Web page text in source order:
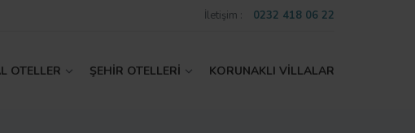
İletişim : 0232 418 06 22
OTELLER ŞEHİR OTELLERİ KORUNAKLI VİLLALAR